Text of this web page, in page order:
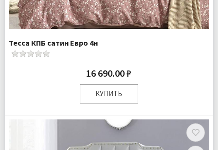
Тесса КПБ сатин Евро 4н
16 690.00 ₽
КУПИТЬ
200ТС
Пододеяльник 1 шт Простыня 1 шт
Наволочки 4 шт